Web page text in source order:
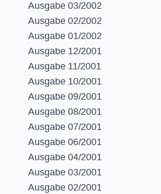
Ausgabe 03/2002
Ausgabe 02/2002
Ausgabe 01/2002
Ausgabe 12/2001
Ausgabe 11/2001
Ausgabe 10/2001
Ausgabe 09/2001
Ausgabe 08/2001
Ausgabe 07/2001
Ausgabe 06/2001
Ausgabe 04/2001
Ausgabe 03/2001
Ausgabe 02/2001